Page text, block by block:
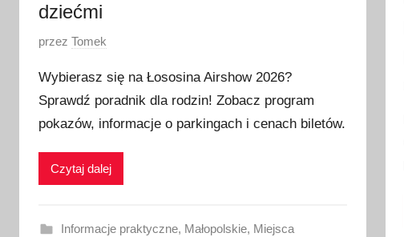
dziećmi
O
u
b
l
o
a
przez Tomek
Wybierasz się na Łososina Airshow 2026?
Sprawdź poradnik dla rodzin! Zobacz program
pokazów, informacje o parkingach i cenach biletów.
Czytaj dalej
Informacje praktyczne, Małopolskie, Miejsca